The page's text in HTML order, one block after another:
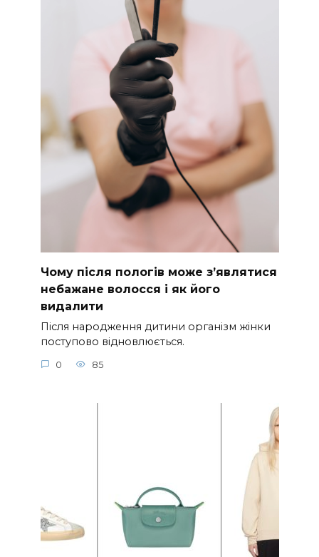
Чому після пологів може з’являтися
небажане волосся і як його
видалити
Після народження дитини організм жінки
поступово відновлюється.
0 85